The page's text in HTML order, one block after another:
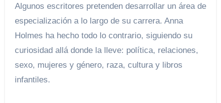
Algunos escritores pretenden desarrollar un área de
especialización a lo largo de su carrera. Anna
Holmes ha hecho todo lo contrario, siguiendo su
curiosidad allá donde la lleve: política, relaciones,
sexo, mujeres y género, raza, cultura y libros
infantiles.